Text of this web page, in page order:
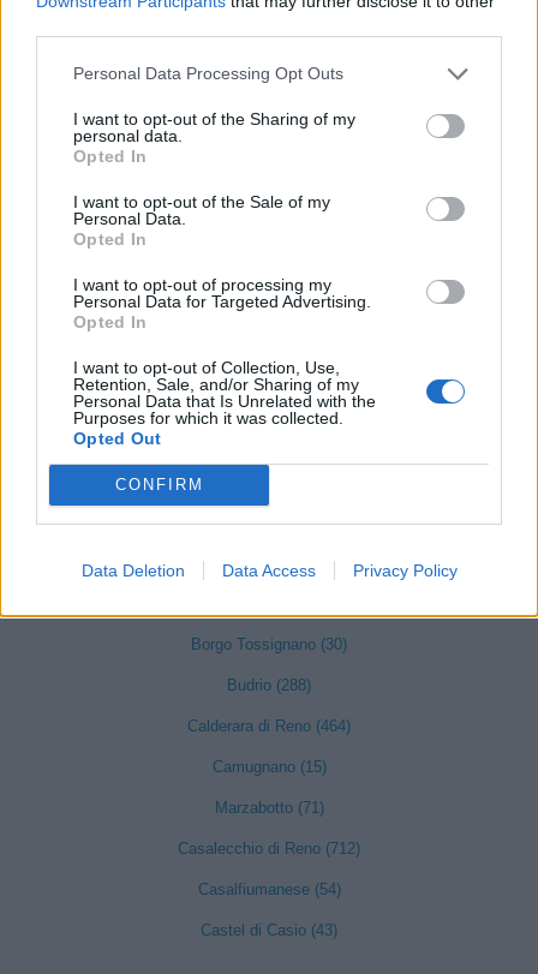
Personal Data Processing Opt Outs
I want to opt-out of the Sharing of my
personal data.
Opted In
I want to opt-out of the Sale of my
Personal Data.
Opted In
I want to opt-out of processing my
Personal Data for Targeted Advertising.
Opted In
I want to opt-out of Collection, Use,
Retention, Sale, and/or Sharing of my
Personal Data that Is Unrelated with the
Purposes for which it was collected.
Opted Out
CONFIRM
Data Deletion Data Access Privacy Policy
ANTONIO
SALVATORE
Visualizza tutti i comuni della
provincia di Bologna
Anzola dell'Emilia (320)
Lizzano in Belvedere (52)
Bentivoglio (148)
Borgo Tossignano (30)
Budrio (288)
Calderara di Reno (464)
Camugnano (15)
Marzabotto (71)
Casalecchio di Reno (712)
Casalfiumanese (54)
Castel di Casio (43)